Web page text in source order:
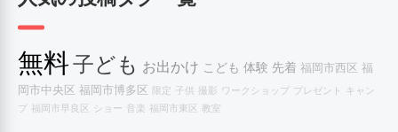
無料子ども お出かけ こども 体験 先着 福岡市西区 福
岡市中央区 福岡市博多区 限定 子供 撮影 ワークショップ プレゼント キャン
プ 福岡市早良区 ショー 音楽 福岡市東区 教室